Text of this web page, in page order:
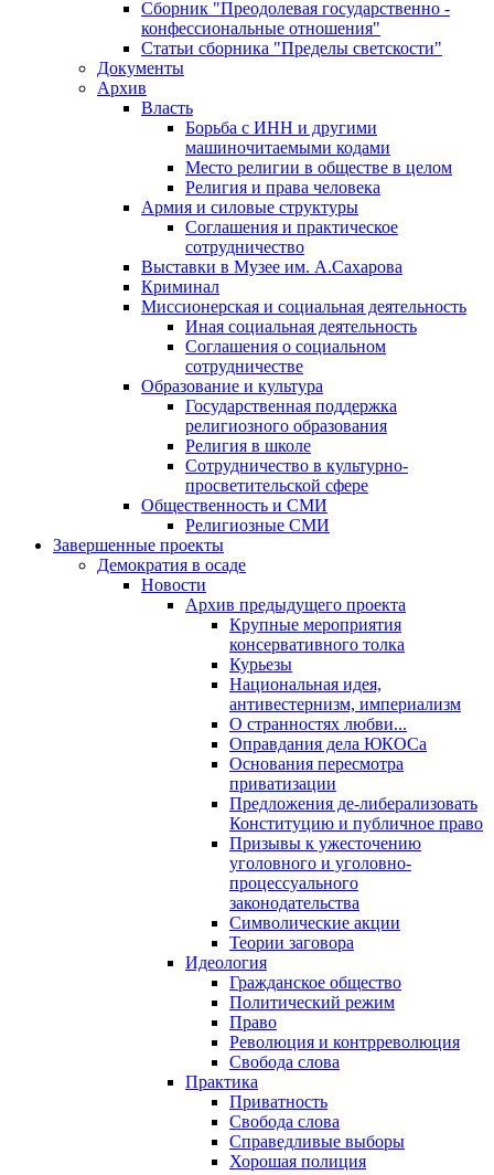
Сборник "Преодолевая государственно -
конфессиональные отношения"
Статьи сборника "Пределы светскости"
Документы
Архив
Власть
Борьба с ИНН и другими
машиночитаемыми кодами
Место религии в обществе в целом
Религия и права человека
Армия и силовые структуры
Соглашения и практическое
сотрудничество
Выставки в Музее им. А.Сахарова
Криминал
Миссионерская и социальная деятельность
Иная социальная деятельность
Соглашения о социальном
сотрудничестве
Образование и культура
Государственная поддержка
религиозного образования
Религия в школе
Сотрудничество в культурно-
просветительской сфере
Общественность и СМИ
Религиозные СМИ
Завершенные проекты
Демократия в осаде
Новости
Архив предыдущего проекта
Крупные мероприятия
консервативного толка
Курьезы
Национальная идея,
антивестернизм, империализм
О странностях любви...
Оправдания дела ЮКОСа
Основания пересмотра
приватизации
Предложения де-либерализовать
Конституцию и публичное право
Призывы к ужесточению
уголовного и уголовно-
процессуального
законодательства
Символические акции
Теории заговора
Идеология
Гражданское общество
Политический режим
Право
Революция и контрреволюция
Свобода слова
Практика
Приватность
Свобода слова
Справедливые выборы
Хорошая полиция